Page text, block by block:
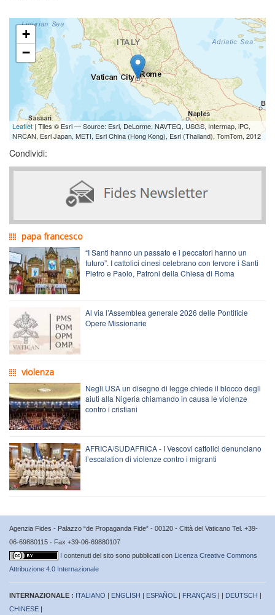
+
−
Leaflet | Tiles © Esri — Source: Esri, DeLorme, NAVTEQ, USGS, Intermap, iPC,
NRCAN, Esri Japan, METI, Esri China (Hong Kong), Esri (Thailand), TomTom, 2012
Condividi:
papa francesco
“I Santi hanno un passato e i peccatori hanno un
futuro”. I cattolici cinesi celebrano con fervore i Santi
Pietro e Paolo, Patroni della Chiesa di Roma
Al via l’Assemblea generale 2026 delle Pontificie
Opere Missionarie
violenza
Negli USA un disegno di legge chiede il blocco degli
aiuti alla Nigeria chiamando in causa le violenze
contro i cristiani
AFRICA/SUDAFRICA - I Vescovi cattolici denunciano
l’escalation di violenze contro i migranti
Agenzia Fides - Palazzo “de Propaganda Fide” - 00120 - Città del Vaticano Tel. +39-
06-69880115 - Fax +39-06-69880107
I contenuti del sito sono pubblicati con Licenza Creative Commons
Attribuzione 4.0 Internazionale
INTERNAZIONALE : ITALIANO | ENGLISH | ESPAÑOL | FRANÇAIS | | DEUTSCH |
CHINESE |